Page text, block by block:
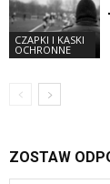
CZAPKI I KASKI
OCHRONNE
ZOSTAW